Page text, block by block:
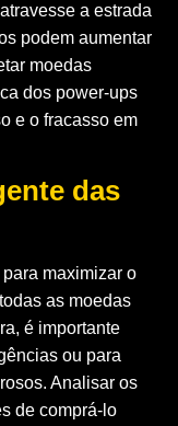
a estrada
podem aumentar
moedas
dos power-ups
e o fracasso em
das
maximizar o
as moedas
é importante
ou para
Analisar os
de comprá-lo